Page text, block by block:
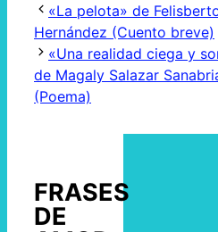
«La pelota» de
Hernández (Cuento breve)
«Una realidad ciega y
de Magaly Salazar
(Poema)
FRASES
DE